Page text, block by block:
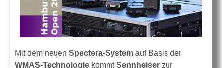
Mit dem neuen Spectera-System auf Basis der
WMAS-Technologie kommtSennheiser zur